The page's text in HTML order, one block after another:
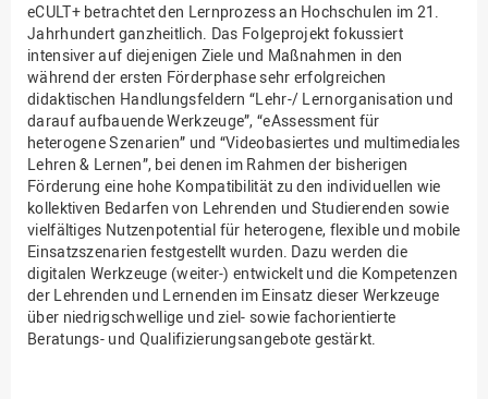
eCULT+ betrachtet den Lernprozess an Hochschulen im 21.
Jahrhundert ganzheitlich. Das Folgeprojekt fokussiert
intensiver auf diejenigen Ziele und Maßnahmen in den
während der ersten Förderphase sehr erfolgreichen
didaktischen Handlungsfeldern “Lehr-/ Lernorganisation und
darauf aufbauende Werkzeuge”, “eAssessment für
heterogene Szenarien” und “Videobasiertes und multimediales
Lehren & Lernen”, bei denen im Rahmen der bisherigen
Förderung eine hohe Kompatibilität zu den individuellen wie
kollektiven Bedarfen von Lehrenden und Studierenden sowie
vielfältiges Nutzenpotential für heterogene, flexible und mobile
Einsatzszenarien festgestellt wurden. Dazu werden die
digitalen Werkzeuge (weiter-) entwickelt und die Kompetenzen
der Lehrenden und Lernenden im Einsatz dieser Werkzeuge
über niedrigschwellige und ziel- sowie fachorientierte
Beratungs- und Qualifizierungsangebote gestärkt.